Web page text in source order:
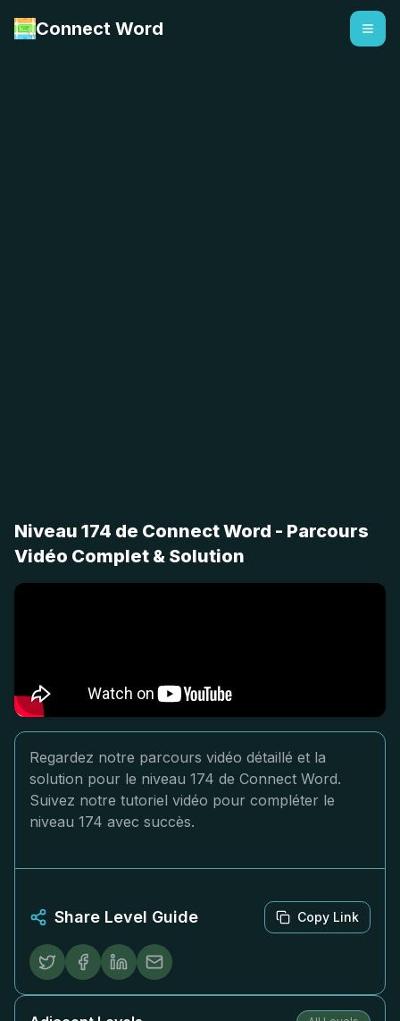
Connect Word
Niveau 174 de Connect Word - Parcours
Vidéo Complet & Solution
Regardez notre parcours vidéo détaillé et la
solution pour le niveau 174 de Connect Word.
Suivez notre tutoriel vidéo pour compléter le
niveau 174 avec succès.
Share Level Guide Copy Link